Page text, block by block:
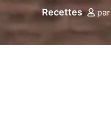
Recettes par